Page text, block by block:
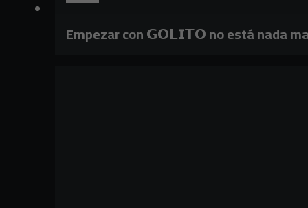
Empezar con 𝗚𝗢𝗟𝗜𝗧𝗢 no está nada